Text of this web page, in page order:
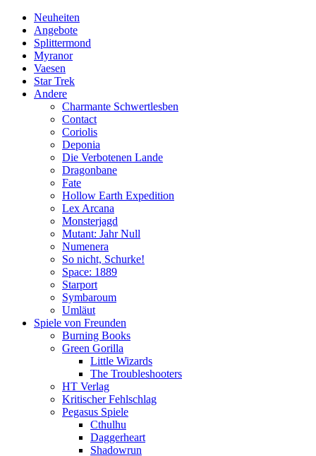
Neuheiten
Angebote
Splittermond
Myranor
Vaesen
Star Trek
Andere
Charmante Schwertlesben
Contact
Coriolis
Deponia
Die Verbotenen Lande
Dragonbane
Fate
Hollow Earth Expedition
Lex Arcana
Monsterjagd
Mutant: Jahr Null
Numenera
So nicht, Schurke!
Space: 1889
Starport
Symbaroum
Umläut
Spiele von Freunden
Burning Books
Green Gorilla
Little Wizards
The Troubleshooters
HT Verlag
Kritischer Fehlschlag
Pegasus Spiele
Cthulhu
Daggerheart
Shadowrun